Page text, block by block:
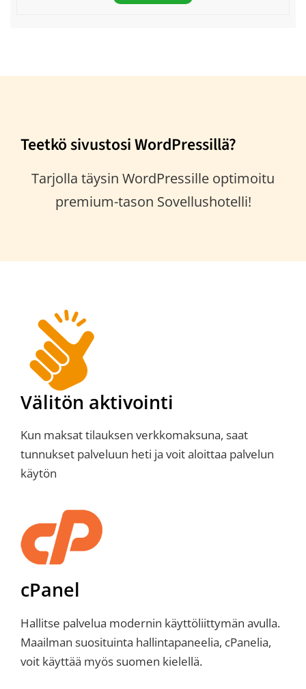
Teetkö sivustosi WordPressillä?
Tarjolla täysin WordPressille optimoitu
premium-tason Sovellushotelli!
Välitön aktivointi
Kun maksat tilauksen verkkomaksuna, saat
tunnukset palveluun heti ja voit aloittaa palvelun
käytön
cPanel
Hallitse palvelua modernin käyttöliittymän avulla.
Maailman suosituinta hallintapaneelia, cPanelia,
voit käyttää myös suomen kielellä.